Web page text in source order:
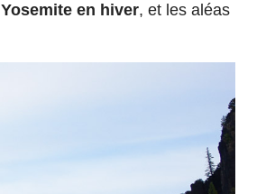
en hiver, et les aléas